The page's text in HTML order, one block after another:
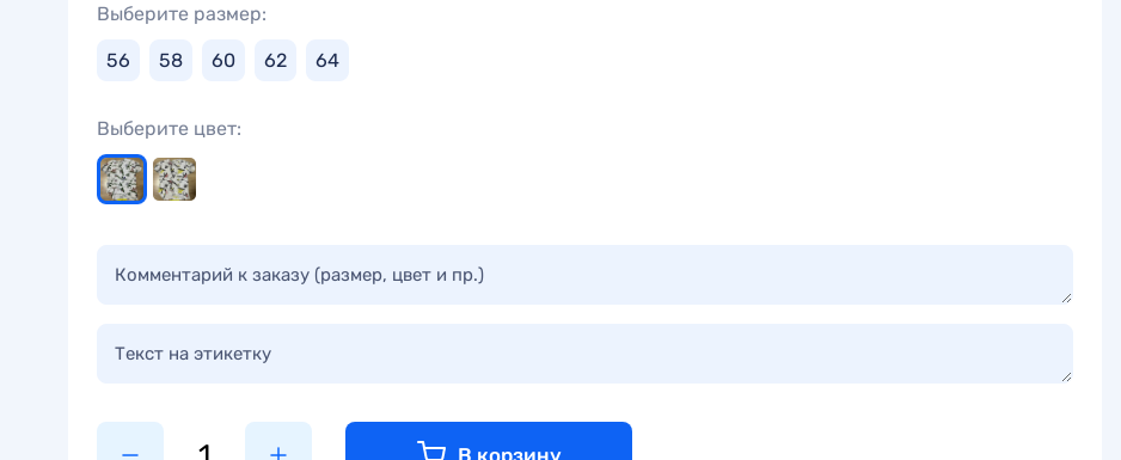
Выберите размер:
56 58 60 62 64
Выберите цвет:
Комментарий к заказу (размер, цвет и пр.)
Текст на этикетку
В корзину